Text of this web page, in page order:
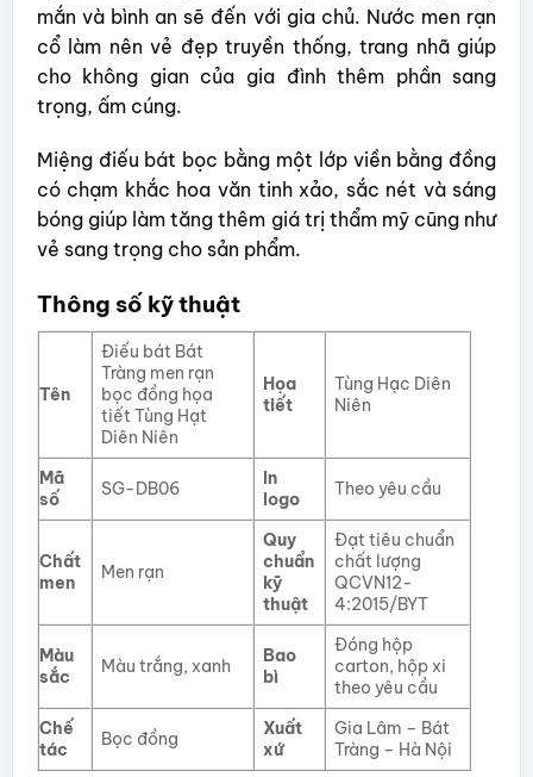
mắn và bình an sẽ đến với gia chủ. Nước men rạn
cổ làm nên vẻ đẹp truyền thống, trang nhã giúp
cho không gian của gia đình thêm phần sang
trọng, ấm cúng.
Miệng điếu bát bọc bằng một lớp viền bằng đồng
có chạm khắc hoa văn tinh xảo, sắc nét và sáng
bóng giúp làm tăng thêm giá trị thẩm mỹ cũng như
vẻ sang trọng cho sản phẩm.
Thông số kỹ thuật
Tên
Điếu bát Bát
Tràng men rạn
bọc đồng họa
tiết Tùng Hạt
Diên Niên
Họa
tiết
Tùng Hạc Diên
Niên
Mã
số
SG-DB06
In
logo
Theo yêu cầu
Chất
men
Men rạn
Quy
chuẩn
kỹ
thuật
Đạt tiêu chuẩn
chất lượng
QCVN12-
4:2015/BYT
Màu
sắc
Màu trắng, xanh
Bao
bì
Đóng hộp
carton, hộp xi
theo yêu cầu
Chế
tác
Bọc đồng
Xuất
xứ
Gia Lâm – Bát
Tràng – Hà Nội